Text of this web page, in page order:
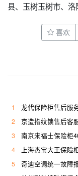
县、玉树玉树市、
喜欢
1
龙代保险柜售后服
2
京造指纹锁售后客
3
南京来福士保险柜
4
上海杰宝大王保险柜
5
奇迪空调统一故障